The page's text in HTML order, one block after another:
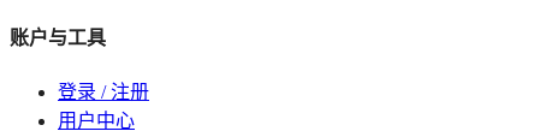
账户与工具
登录 / 注册
用户中心